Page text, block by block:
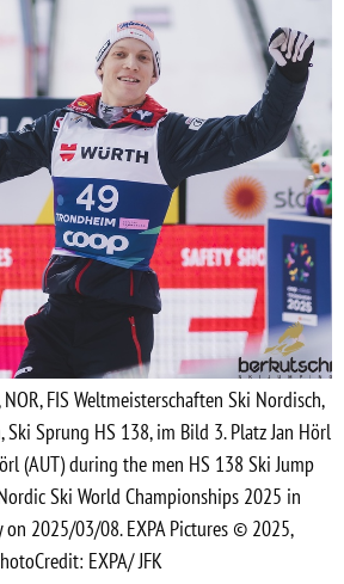
FIS Weltmeisterschaften Ski Nordisch,
Ski Sprung HS 138, im Bild 3. Platz Jan Hörl
(AUT) during the men HS 138 Ski Jump
Ski World Championships 2025 in
on 2025/03/08. EXPA Pictures © 2025,
EXPA/ JFK